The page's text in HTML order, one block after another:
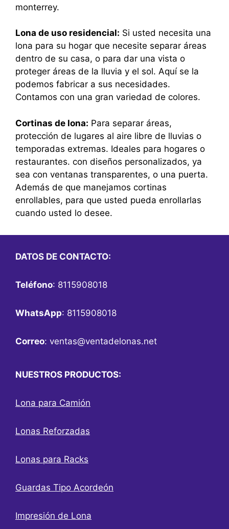
monterrey.
Lona de uso residencial: Si usted necesita una
lona para su hogar que necesite separar áreas
dentro de su casa, o para dar una vista o
proteger áreas de la lluvia y el sol. Aquí se la
podemos fabricar a sus necesidades.
Contamos con una gran variedad de colores.
Cortinas de lona: Para separar áreas,
protección de lugares al aire libre de lluvias o
temporadas extremas. Ideales para hogares o
restaurantes. con diseños personalizados, ya
sea con ventanas transparentes, o una puerta.
Además de que manejamos cortinas
enrollables, para que usted pueda enrollarlas
cuando usted lo desee.
DATOS DE CONTACTO:
Teléfono: 8115908018
WhatsApp: 8115908018
Correo: ventas@ventadelonas.net
NUESTROS PRODUCTOS:
Lona para Camión
Lonas Reforzadas
Lonas para Racks
Guardas Tipo Acordeón
Impresión de Lona